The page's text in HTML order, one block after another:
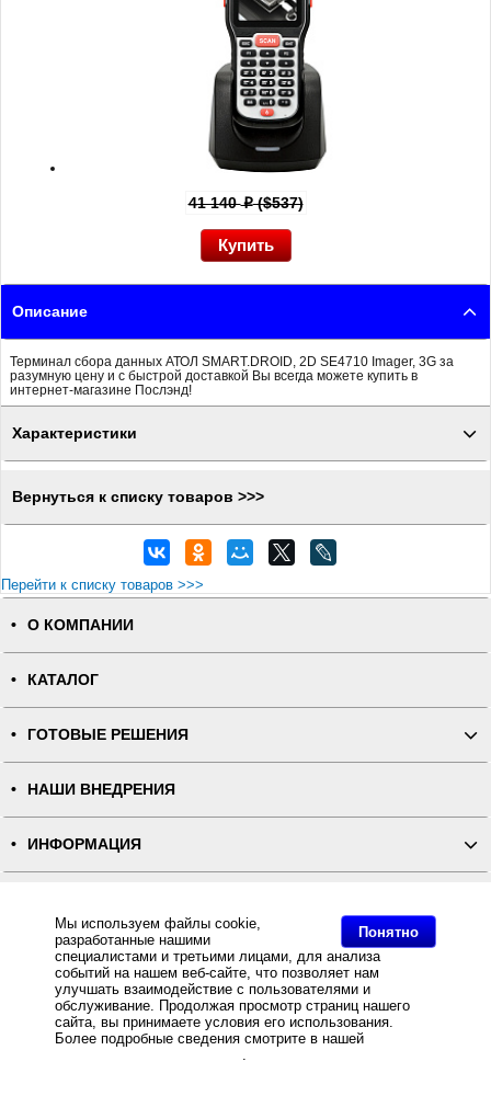
Понятно
Мы используем файлы cookie,
разработанные нашими
специалистами и третьими лицами, для анализа
событий на нашем веб-сайте, что позволяет нам
улучшать взаимодействие с пользователями и
обслуживание. Продолжая просмотр страниц нашего
сайта, вы принимаете условия его использования.
Более подробные сведения смотрите в нашей
.
41 140p($537)
Описание
Терминал сбора данных АТОЛ SMART.DROID, 2D SE4710 Imager, 3G за
разумную цену и с быстрой доставкой Вы всегда можете купить в
интернет-магазине Послэнд!
Характеристики
Вернуться к списку товаров >>>
Перейти к списку товаров >>>
О КОМПАНИИ
КАТАЛОГ
ГОТОВЫЕ РЕШЕНИЯ
НАШИ ВНЕДРЕНИЯ
ИНФОРМАЦИЯ
ПОЛНАЯ ВЕРСИЯ
Интернет-магазин "ПОСЛЭНД" - торгового оборудования, оборудования для автоматизации общепита и
торговли, расходных материалов
Все права защищены, ООО "ПОСЛЭНД" © 2008-2026.
Политика конфиденциальности
Основное: Терминал сбора данных АТОЛ SMART.DROID, 2D SE4710 Imager, 3G за разумную цену и с
быстрой доставкой Вы всегда можете купить в интернет-магазине Послэнд!, Терминал сбора данных